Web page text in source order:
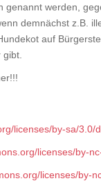
genannt werden,
demnächst z.B.
auf
licenses/by-sa/3.0/
licenses/by-
licenses/by-